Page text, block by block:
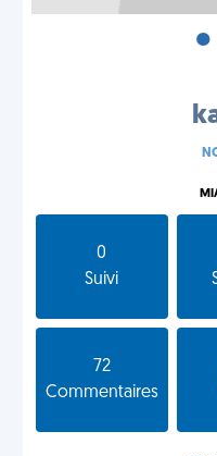
•
0
Suivi
72
Commentaires